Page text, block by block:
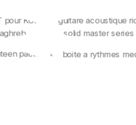
Guitares